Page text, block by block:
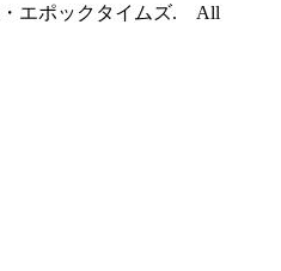
・エポックタイムズ. All